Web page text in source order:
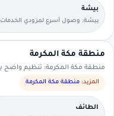
بيشة
بيشة: وصول أسرع لمزودي الخدمات
القريبين منك.
منطقة مكة المكرمة
منطقة مكة المكرمة: تنظيم
المزيد: منطقة مكة المكرمة
الطائف